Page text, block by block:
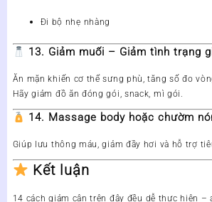
Đi bộ nhẹ nhàng
13. Giảm muối – Giảm tình trạng
Ăn mặn khiến cơ thể sưng phù, tăng số đo
Hãy giảm đồ ăn đóng gói, snack, mì gói.
14. Massage body hoặc chườm
Giúp lưu thông máu, giảm đầy hơi và hỗ trợ
Kết luận
14 cách giảm cân trên đây đều dễ thực hiện –